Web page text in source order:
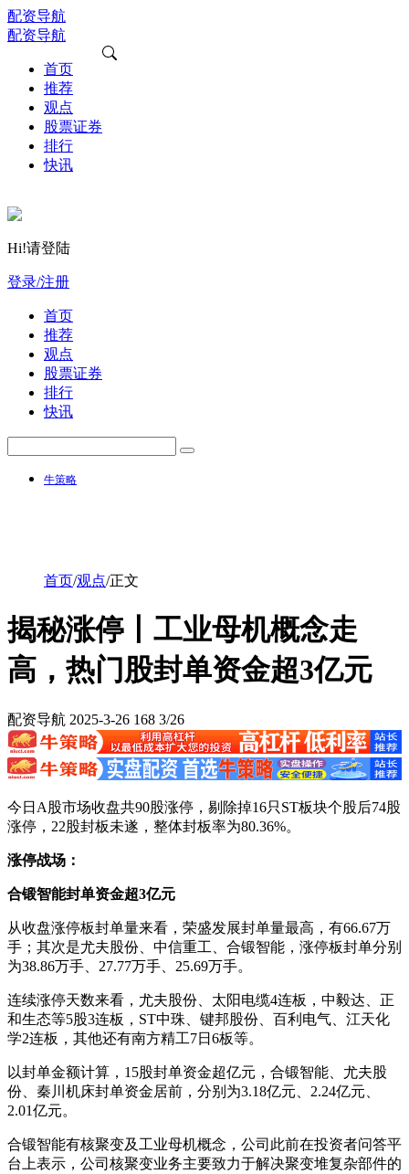
配资导航
配资导航
首页
推荐
观点
股票证券
排行
快讯
Hi!请登陆
登录/注册
首页
推荐
观点
股票证券
排行
快讯
牛策略
首页/观点/正文
揭秘涨停丨工业母机概念走
高，热门股封单资金超3亿元
配资导航 2025-3-26 168 3/26
今日A股市场收盘共90股涨停，剔除掉16只ST板块个股后74股
涨停，22股封板未遂，整体封板率为80.36%。
涨停战场：
合锻智能封单资金超3亿元
从收盘涨停板封单量来看，荣盛发展封单量最高，有66.67万
手；其次是尤夫股份、中信重工、合锻智能，涨停板封单分别
为38.86万手、27.77万手、25.69万手。
连续涨停天数来看，尤夫股份、太阳电缆4连板，中毅达、正
和生态等5股3连板，ST中珠、键邦股份、百利电气、江天化
学2连板，其他还有南方精工7日6板等。
以封单金额计算，15股封单资金超亿元，合锻智能、尤夫股
份、秦川机床封单资金居前，分别为3.18亿元、2.24亿元、
2.01亿元。
合锻智能有核聚变及工业母机概念，公司此前在投资者问答平
台上表示，公司核聚变业务主要致力于解决聚变堆复杂部件的